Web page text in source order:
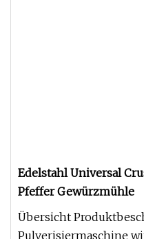
Edelstahl Universal
Pfeffer Gewürzmühle
Übersicht
Pulverisiermaschine